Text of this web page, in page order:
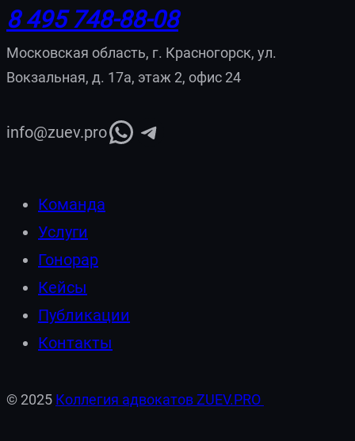
8 495 748-88-08
Московская область, г. Красногорск, ул.
Вокзальная, д. 17а, этаж 2, офис 24
info@zuev.proWhatsApp Telegram
Команда
Услуги
Гонорар
Кейсы
Публикации
Контакты
© 2025 Коллегия адвокатов ZUEV.PRO